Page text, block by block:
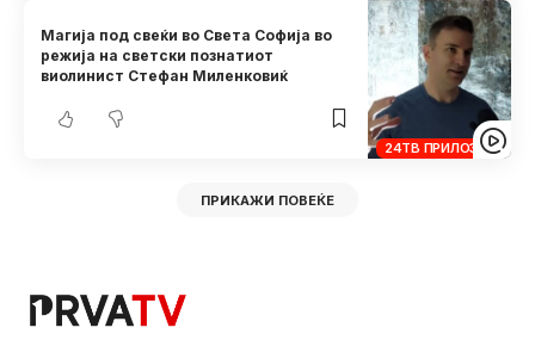
24ТВ ПРИЛОЗИ
Магија под свеќи во Света Софија во
режија на светски познатиот
виолинист Стефан Миленковиќ
ПРИКАЖИ ПОВЕЌЕ